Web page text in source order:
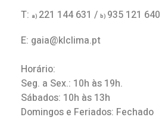
T: a) 221 144 631 / b) 935 121 640
E: gaia@klclima.pt
Horário:
Seg. a Sex.: 10h às 19h.
Sábados: 10h às 13h
Domingos e Feriados: Fechado